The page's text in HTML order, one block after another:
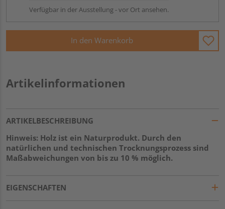
Verfügbar in der Ausstellung - vor Ort ansehen.
In den Warenkorb
Artikelinformationen
ARTIKELBESCHREIBUNG
Hinweis: Holz ist ein Naturprodukt. Durch den
natürlichen und technischen Trocknungsprozess sind
Maßabweichungen von bis zu 10 % möglich.
EIGENSCHAFTEN